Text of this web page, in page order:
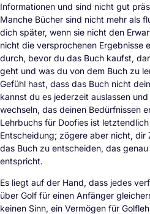
Informationen und sind nicht gut
Manche Bücher sind nicht mehr als
dich später, wenn sie nicht den
nicht die versprochenen Ergebnisse
durch, bevor du das Buch kaufst,
geht und was du von dem Buch zu
Gefühl hast, dass das Buch nicht
kannst du es jederzeit auslassen
wechseln, das deinen Bedürfnissen
Lehrbuchs für Doofies ist
Entscheidung; zögere aber nicht,
das Buch zu entscheiden, das
entspricht.
Es liegt auf der Hand, dass jedes
über Golf für einen Anfänger
keinen Sinn, ein Vermögen für